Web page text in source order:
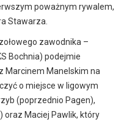
poważnym rywalem,
Stawarza.
zawodnika –
Bochnia) podejmie
Marcinem Manelskim na
o miejsce w ligowym
(poprzednio Pagen),
oraz Maciej Pawlik, który